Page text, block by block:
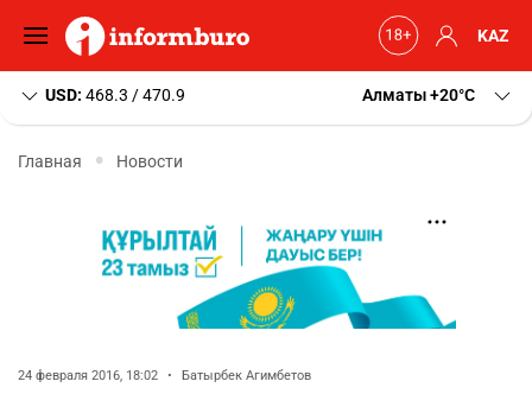
KAZ
USD: 468.3 / 470.9 Алматы+20 C
Главная Новости
24 февраля 2016, 18:02 • Батырбек Агимбетов